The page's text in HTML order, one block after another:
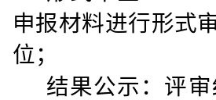
申报材料进行形式
位；
结果公示：评